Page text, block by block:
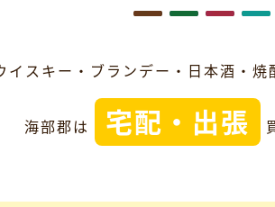
スキー・ブランデー・日本酒・焼
海部郡は 宅配・出張